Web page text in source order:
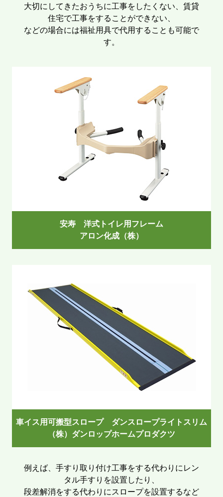
大切にしてきたおうちに工事をしたくない、賃貸
住宅で工事をすることができない、
などの場合には福祉用具で代用することも可能で
す。
安寿 洋式トイレ用フレーム
アロン化成（株）
車イス用可搬型スロープ ダンスロープライトスリム
（株）ダンロップホームプロダクツ
例えば、手すり取り付け工事をする代わりにレン
タル手すりを設置したり、
段差解消をする代わりにスロープを設置するなど